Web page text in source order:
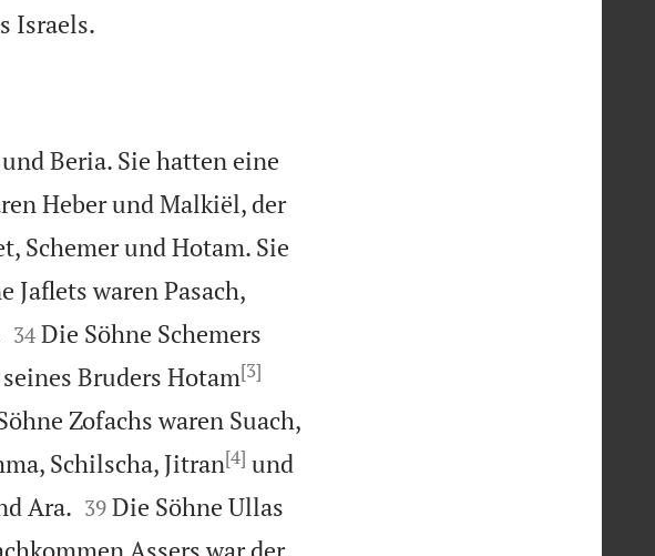
Israels.
Beria. Sie hatten eine
Heber und Malkiël, der
Schemer und Hotam. Sie
Jaflets waren Pasach,

34 Die Söhne Schemers
Bruders Hotam[3]
Zofachs waren Suach,
Schilscha, Jitran[4] und
Ara.
39 Die Söhne Ullas